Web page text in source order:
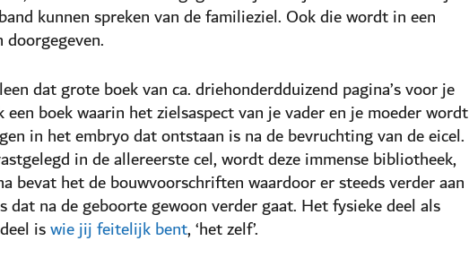
kunnen spreken van de familieziel. Ook die wordt in een
dat grote boek van ca. driehonderdduizend pagina’s voor je
boek waarin het zielsaspect van je vader en je moeder wordt
in het embryo dat ontstaan is na de bevruchting van de eicel.
in de allereerste cel, wordt deze immense bibliotheek,
bevat het de bouwvoorschriften waardoor er steeds verder aan
dat na de geboorte gewoon verder gaat. Het fysieke deel als
iswie jij feitelijk bent, ‘het zelf’.